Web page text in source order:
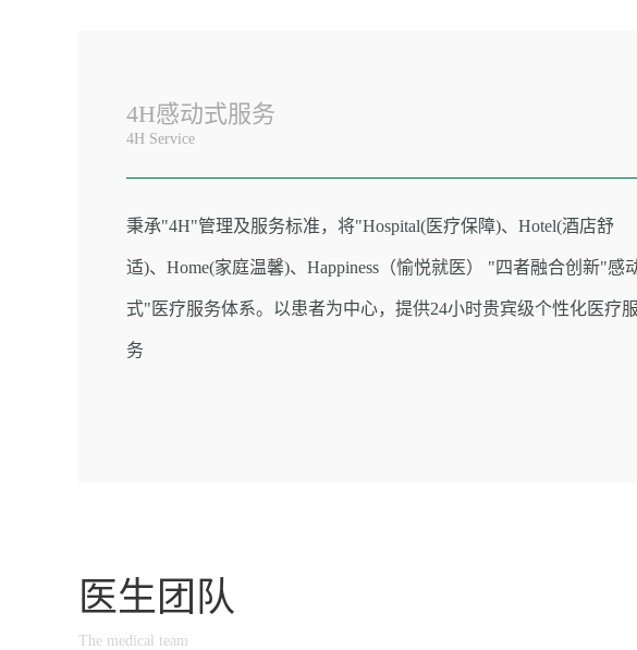
4H感动式服务
4H Service
秉承"4H"管理及服务标准，将"Hospital(医疗保障)、Hotel(酒店舒
适)、Home(家庭温馨)、Happiness（愉悦就医） "四者融合创新"感
式"医疗服务体系。以患者为中心，提供24小时贵宾级个性化医疗服
务
医生团队
The medical team